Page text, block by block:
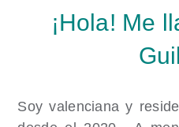
¡Hola! Me
Soy valenciana y